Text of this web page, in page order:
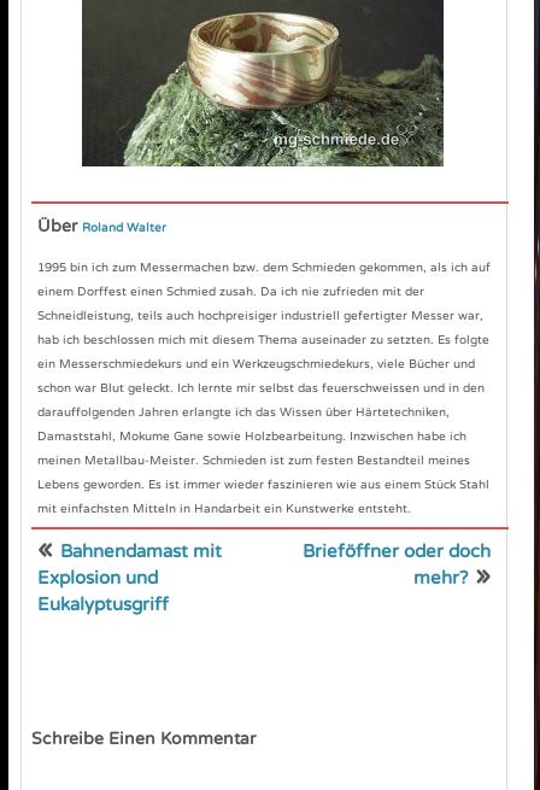
Über Roland Walter
1995 bin ich zum Messermachen bzw. dem Schmieden gekommen, als ich auf
einem Dorffest einen Schmied zusah. Da ich nie zufrieden mit der
Schneidleistung, teils auch hochpreisiger industriell gefertigter Messer war,
hab ich beschlossen mich mit diesem Thema auseinader zu setzten. Es folgte
ein Messerschmiedekurs und ein Werkzeugschmiedekurs, viele Bücher und
schon war Blut geleckt. Ich lernte mir selbst das feuerschweissen und in den
darauffolgenden Jahren erlangte ich das Wissen über Härtetechniken,
Damaststahl, Mokume Gane sowie Holzbearbeitung. Inzwischen habe ich
meinen Metallbau-Meister. Schmieden ist zum festen Bestandteil meines
Lebens geworden. Es ist immer wieder faszinieren wie aus einem Stück Stahl
mit einfachsten Mitteln in Handarbeit ein Kunstwerke entsteht.
« Bahnendamast mit
Explosion und
Eukalyptusgriff
Brieföffner oder doch
mehr?»
Schreibe Einen Kommentar